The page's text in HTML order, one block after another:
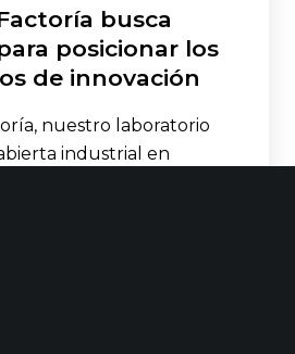
busca
posicionar los
de innovación
nuestro laboratorio
industrial en